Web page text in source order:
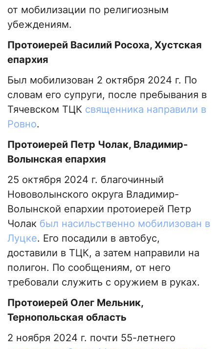
от мобилизации по религиозным
убеждениям.
Протоиерей Василий Росоха, Хустская
епархия
Был мобилизован 2 октября 2024 г. По
словам его супруги, после пребывания в
Тячевском ТЦК священника направили в
Ровно.
Протоиерей Петр Чолак, Владимир-
Волынская епархия
25 октября 2024 г. благочинный
Нововолынского округа Владимир-
Волынской епархии протоиерей Петр
Чолак был насильственно мобилизован в
Луцке. Его посадили в автобус,
доставили в ТЦК, а затем направили на
полигон. По сообщениям, от него
требовали служить с оружием в руках.
Протоиерей Олег Мельник,
Тернопольская область
2 ноября 2024 г. почти 55-летнего